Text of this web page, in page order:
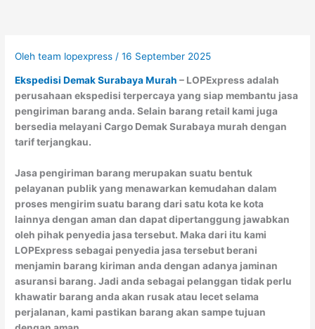
Olehteam lopexpress /16 September 2025
Ekspedisi Demak Surabaya Murah – LOPExpress adalah
perusahaan ekspedisi terpercaya yang siap membantu jasa
pengiriman barang anda. Selain barang retail kami juga
bersedia melayani Cargo Demak Surabaya murah dengan
tarif terjangkau.
Jasa pengiriman barang merupakan suatu bentuk
pelayanan publik yang menawarkan kemudahan dalam
proses mengirim suatu barang dari satu kota ke kota
lainnya dengan aman dan dapat dipertanggung jawabkan
oleh pihak penyedia jasa tersebut. Maka dari itu kami
LOPExpress sebagai penyedia jasa tersebut berani
menjamin barang kiriman anda dengan adanya jaminan
asuransi barang. Jadi anda sebagai pelanggan tidak perlu
khawatir barang anda akan rusak atau lecet selama
perjalanan, kami pastikan barang akan sampe tujuan